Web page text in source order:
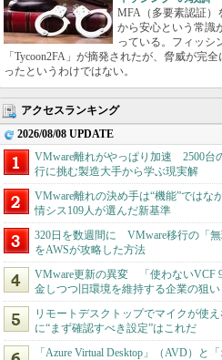
MFA（多要素認証）
から安心という常識
っている。フィッシ
「Tycoon2FA」が摘発されたが、脅威が完
ったというわけではない。
アクセスランキング
2026/08/08 UPDATE
VMware離れがやっぱり加速 2500台
行に挑む製造大手から学ぶ現実解
VMware離れの決め手は“機能”ではな
情シス109人が選んだ新基準
320日を数週間に VMware移行の「無
をAWSが攻略した方法
VMware更新の異変 「使わないVCF
金しつつ旧環境を維持する企業の狙い
リモートデスクトップでマイクが使え
に“まず確認すべき設定”はこれだ
「Azure Virtual Desktop」（AVD）と